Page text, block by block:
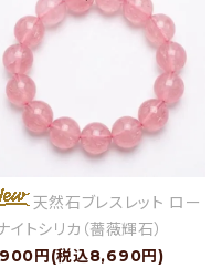
天然石ブレスレット ロー
イトシリカ（薔薇輝石）
円(税込8,690円)